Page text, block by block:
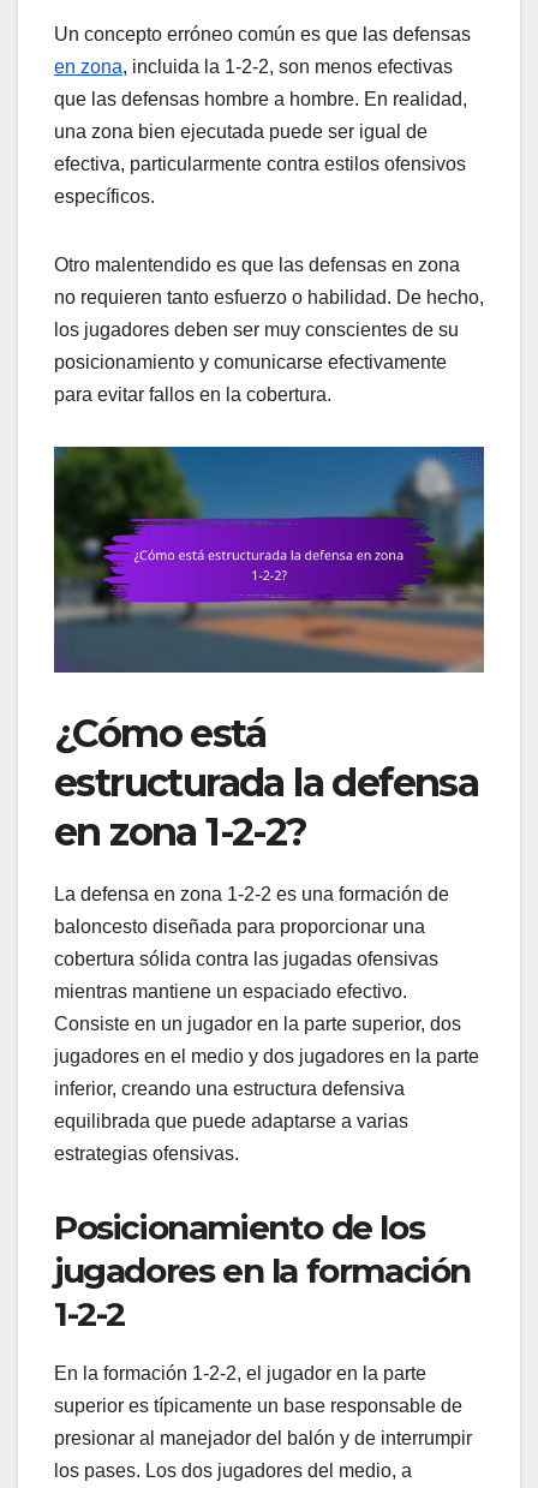
Un concepto erróneo común es que las defensas
en zona, incluida la 1-2-2, son menos efectivas
que las defensas hombre a hombre. En realidad,
una zona bien ejecutada puede ser igual de
efectiva, particularmente contra estilos ofensivos
específicos.
Otro malentendido es que las defensas en zona
no requieren tanto esfuerzo o habilidad. De hecho,
los jugadores deben ser muy conscientes de su
posicionamiento y comunicarse efectivamente
para evitar fallos en la cobertura.
¿Cómo está
estructurada la defensa
en zona 1-2-2?
La defensa en zona 1-2-2 es una formación de
baloncesto diseñada para proporcionar una
cobertura sólida contra las jugadas ofensivas
mientras mantiene un espaciado efectivo.
Consiste en un jugador en la parte superior, dos
jugadores en el medio y dos jugadores en la parte
inferior, creando una estructura defensiva
equilibrada que puede adaptarse a varias
estrategias ofensivas.
Posicionamiento de los
jugadores en la formación
1-2-2
En la formación 1-2-2, el jugador en la parte
superior es típicamente un base responsable de
presionar al manejador del balón y de interrumpir
los pases. Los dos jugadores del medio, a